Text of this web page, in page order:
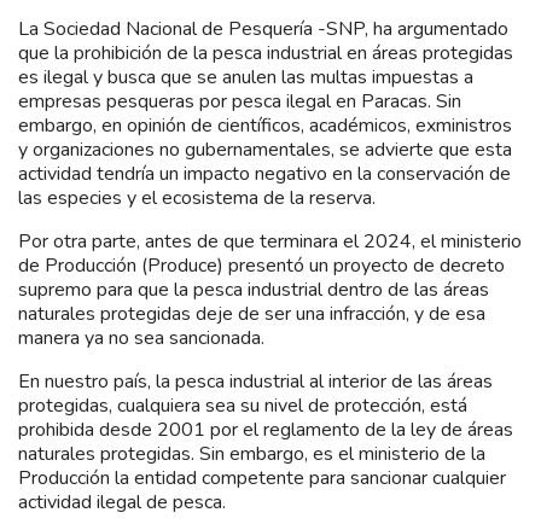
La Sociedad Nacional de Pesquería -SNP, ha argumentado
que la prohibición de la pesca industrial en áreas protegidas
es ilegal y busca que se anulen las multas impuestas a
empresas pesqueras por pesca ilegal en Paracas. Sin
embargo, en opinión de científicos, académicos, exministros
y organizaciones no gubernamentales, se advierte que esta
actividad tendría un impacto negativo en la conservación de
las especies y el ecosistema de la reserva.
Por otra parte, antes de que terminara el 2024, el ministerio
de Producción (Produce) presentó un proyecto de decreto
supremo para que la pesca industrial dentro de las áreas
naturales protegidas deje de ser una infracción, y de esa
manera ya no sea sancionada.
En nuestro país, la pesca industrial al interior de las áreas
protegidas, cualquiera sea su nivel de protección, está
prohibida desde 2001 por el reglamento de la ley de áreas
naturales protegidas. Sin embargo, es el ministerio de la
Producción la entidad competente para sancionar cualquier
actividad ilegal de pesca.